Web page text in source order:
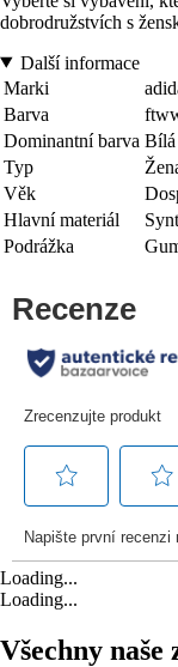
dobrodružstvích s
Další informace
Marki
Barva
Dominantní barva Bílá
Typ
Věk
Hlavní materiál
Podrážka
Loading...
Loading...
Všechny naše